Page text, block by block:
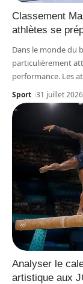
Classement
athlètes se
Dans le monde du
particulièrement
performance. Les
Sport 31 juillet 2026
Analyser le
artistique aux